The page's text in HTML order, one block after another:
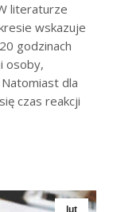
literaturze
wskazuje
godzinach
osoby,
dla
czas reakcji
lut